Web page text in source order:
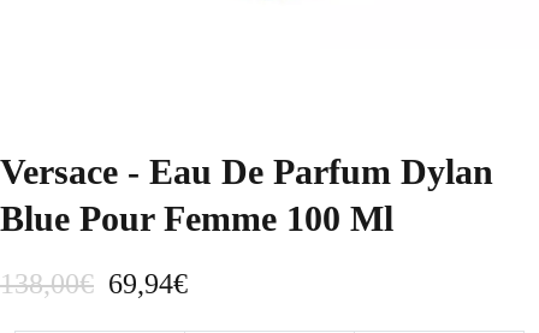
Versace - Eau De Parfum Dylan
Blue Pour Femme 100 Ml
138,00€ E
69,94€E